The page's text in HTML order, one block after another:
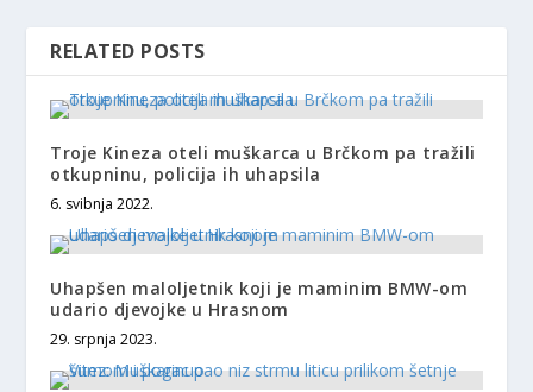
RELATED POSTS
Troje Kineza oteli muškarca u Brčkom pa tražili
otkupninu, policija ih uhapsila
6. svibnja 2022.
Uhapšen maloljetnik koji je maminim BMW-om
udario djevojke u Hrasnom
29. srpnja 2023.